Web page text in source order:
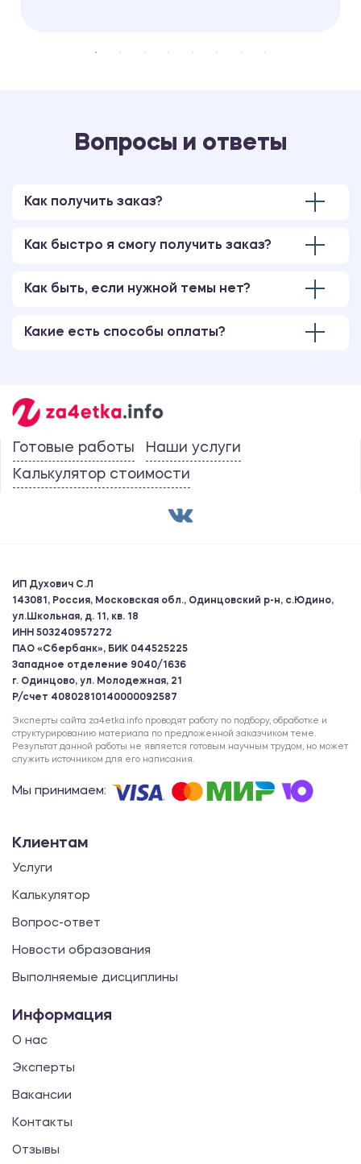
Вопросы и ответы
Как получить заказ?
Как быстро я смогу получить заказ?
Как быть, если нужной темы нет?
Какие есть способы оплаты?
Готовые работы
Наши услуги
Калькулятор стоимости
ИП Духович С.Л
143081, Россия, Московская обл., Одинцовский р-н, с.Юдино,
ул.Школьная, д. 11, кв. 18
ИНН 503240957272
ПАО «Сбербанк», БИК 044525225
Западное отделение 9040/1636
г. Одинцово, ул. Молодежная, 21
Р/счет 40802810140000092587
Эксперты сайта za4etka.info проводят работу по подбору, обработке и
структурированию материала по предложенной заказчиком теме.
Результат данной работы не является готовым научным трудом, но может
служить источником для его написания.
Мы принимаем:
Клиентам
Услуги
Калькулятор
Вопрос-ответ
Новости образования
Выполняемые дисциплины
Информация
О нас
Эксперты
Вакансии
Контакты
Отзывы